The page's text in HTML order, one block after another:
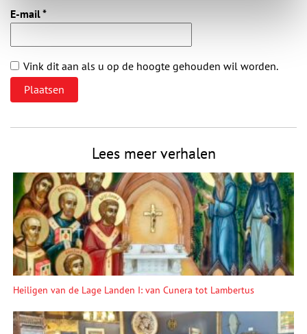
E-mail*
Vink dit aan als u op de hoogte gehouden wil worden.
Lees meer verhalen
Heiligen van de Lage Landen I: van Cunera tot Lambertus